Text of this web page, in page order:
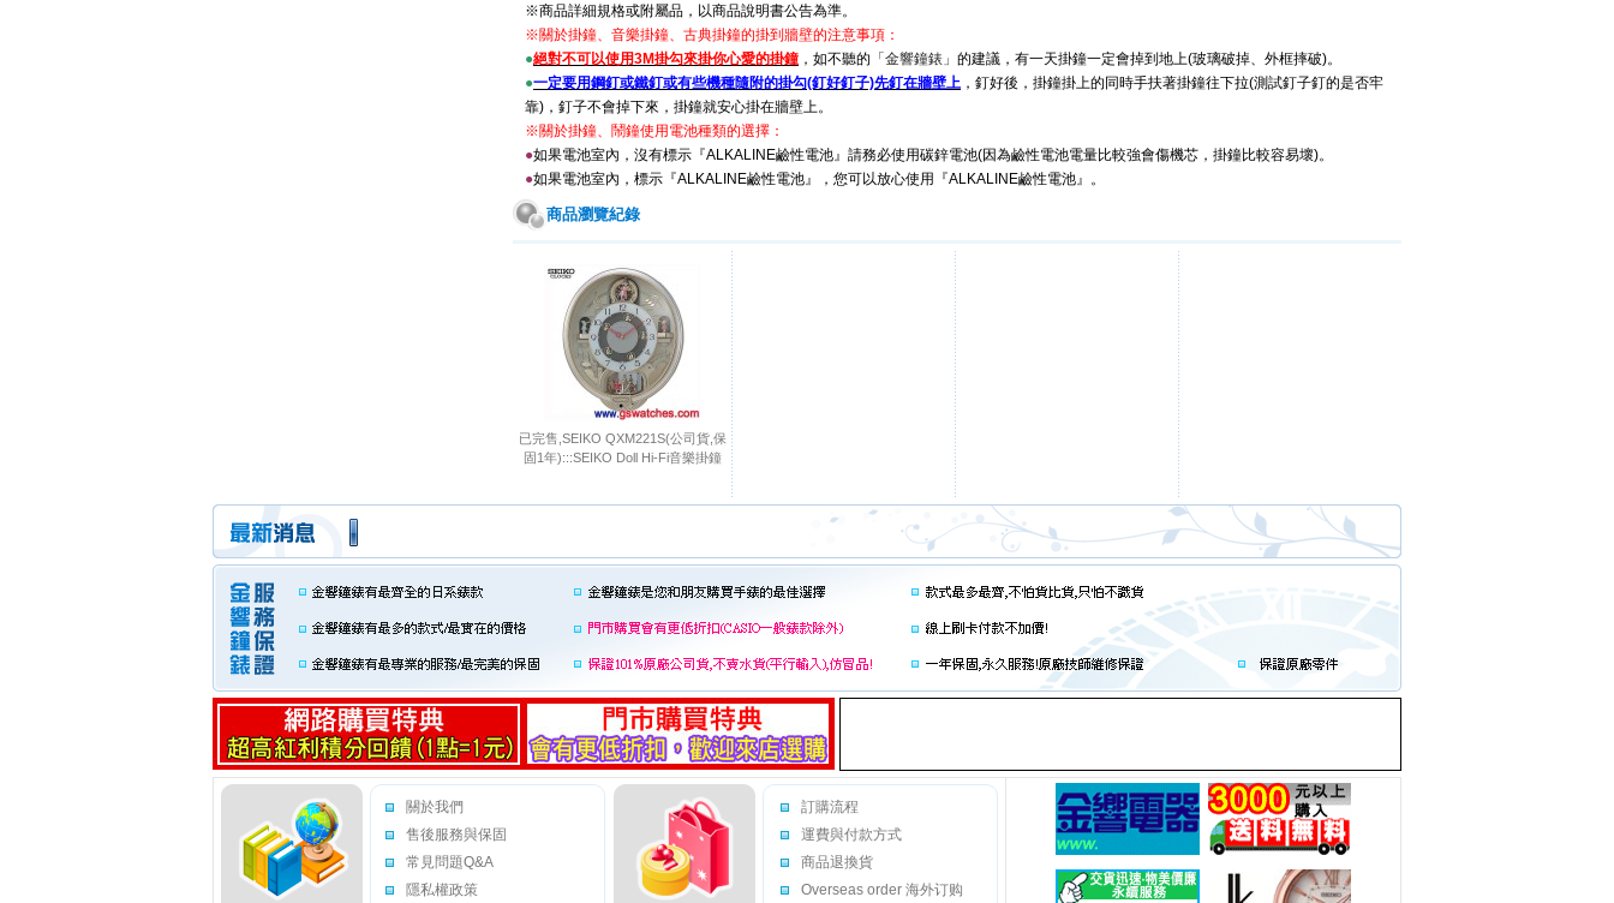
※商品詳細規格或附屬品，以商品說明書公告為準。
※關於掛鐘、音樂掛鐘、古典掛鐘的掛到牆壁的注意事項：
●絕對不可以使用3M掛勾來掛你心愛的掛鐘 ，如不聽的 「金響鐘錶」 的建議，有一天掛鐘一定會掉到地上(玻璃破掉、外框摔破)。
●一定要用鋼釘或鐵釘或有些機種隨附的掛勾(釘好釘子)先釘在牆壁上 ，釘好後，掛鐘掛上的同時手扶著掛鐘往下拉(測試釘子釘的是否牢
靠)，釘子不會掉下來，掛鐘就安心掛在牆壁上。
※關於掛鐘、鬧鐘使用電池種類的選擇：
●如果電池室內，沒有標示『ALKALINE鹼性電池』請務必使用碳鋅電池(因為鹼性電池電量比較強會傷機芯，掛鐘比較容易壞)。
●如果電池室內，標示『ALKALINE鹼性電池』，您可以放心使用『ALKALINE鹼性電池』。
商品瀏覽紀錄
已完售,SEIKO QXM221S(公司貨,保
固1年):::SEIKO Doll Hi-Fi音樂掛鐘
關於我們
售後服務與保固
常見問題Q&A
隱私權政策
訂購流程
運費與付款方式
商品退換貨
Overseas order 海外订购